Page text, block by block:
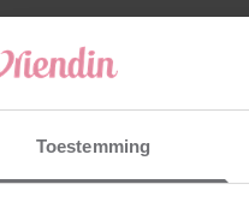
Toestemming